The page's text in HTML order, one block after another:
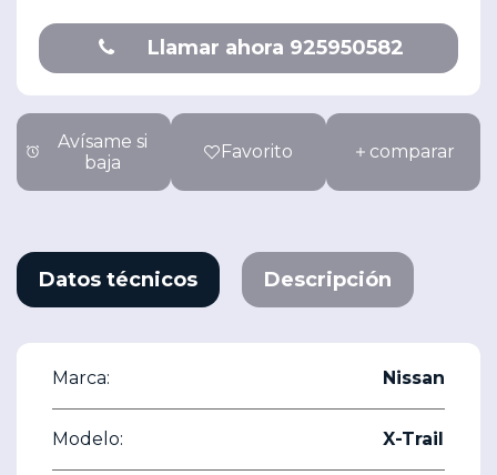
Llamar ahora 925950582
Avísame si
baja
Favorito comparar
Datos técnicos Descripción
Marca: Nissan
Modelo: X-Trail